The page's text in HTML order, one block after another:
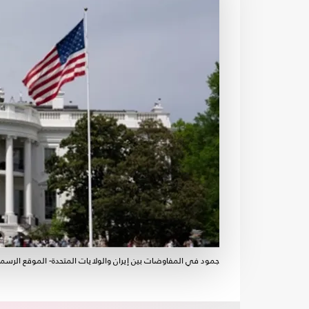
جمود في المفاوضات بين إيران والولايات المتحدة- الموقع